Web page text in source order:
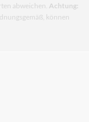
abweichen. Achtung:
können